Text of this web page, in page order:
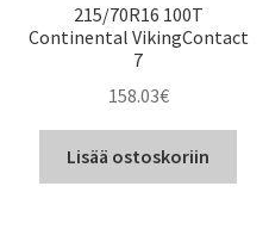
215/70R16 100T
Continental VikingContact
7
158.03€
Lisää ostoskoriin